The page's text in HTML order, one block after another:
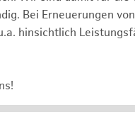
Bei Erneuerungen
hinsichtlich